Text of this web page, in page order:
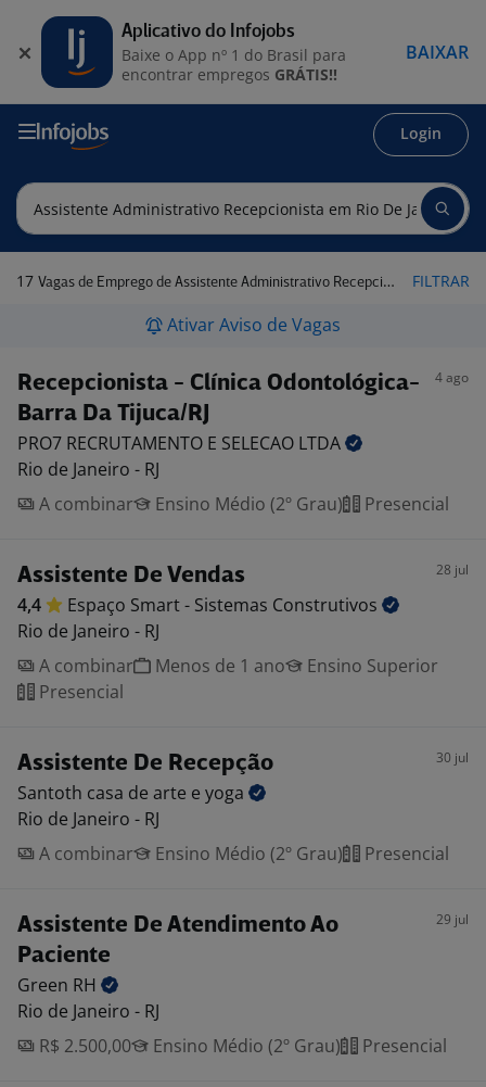
Login
17 Vagas de Emprego de Assistente Administrativo Recepcionista em Rio de Janeiro - RJ FILTRAR
Ativar Aviso de Vagas
Recepcionista - Clínica Odontológica-
Barra Da Tijuca/RJ
4 ago
PRO7 RECRUTAMENTO E SELECAO LTDA
Rio de Janeiro - RJ
A combinar
Ensino Médio (2º Grau) Presencial
Assistente De Vendas 28 jul
4,4 Espaço Smart - Sistemas Construtivos
Rio de Janeiro - RJ
A combinar
Menos de 1 ano
Ensino Superior
Presencial
Assistente De Recepção 30 jul
Santoth casa de arte e yoga
Rio de Janeiro - RJ
A combinar
Ensino Médio (2º Grau) Presencial
Assistente De Atendimento Ao
Paciente
29 jul
Green RH
Rio de Janeiro - RJ
R$ 2.500,00
Ensino Médio (2º Grau) Presencial
Aplicativo do Infojobs
Baixe o App nº 1 do Brasil para
encontrar empregos GRÁTIS!!
BAIXAR